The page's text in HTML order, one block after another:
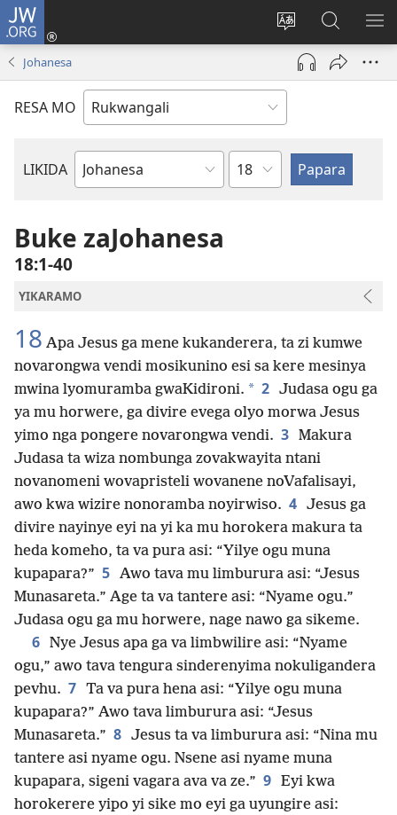
JW.ORG
Horowora
eraka
lyapeke
Log
(opens
window)
Papara
koJW.ORG
Johanesa
RESA MO
LIKIDA
Buke
Egaununo
Buke zaJohanesa
18:1-40
YIKARAMO
18 Apa Jesus ga mene kukanderera, ta zi kumwe
novarongwa vendi mosikunino esi sa kere mesinya
mwina lyomuramba gwaKidironi. * 2 Judasa ogu ga
ya mu horwere, ga divire evega olyo morwa Jesus
yimo nga pongere novarongwa vendi. 3 Makura
Judasa ta wiza nombunga zovakwayita ntani
novanomeni wovapristeli wovanene noVafalisayi,
awo kwa wizire nonoramba noyirwiso. 4 Jesus ga
divire nayinye eyi na yi ka mu horokera makura ta
heda komeho, ta va pura asi: “Yilye ogu muna
kupapara?” 5 Awo tava mu limburura asi: “Jesus
Munasareta.” Age ta va tantere asi: “Nyame ogu.”
Judasa ogu ga mu horwere, nage nawo ga sikeme.
6 Nye Jesus apa ga va limbwilire asi: “Nyame
ogu,” awo tava tengura sinderenyima nokuligandera
pevhu. 7 Ta va pura hena asi: “Yilye ogu muna
kupapara?” Awo tava limburura asi: “Jesus
Munasareta.” 8 Jesus ta va limburura asi: “Nina mu
tantere asi nyame ogu. Nsene asi nyame muna
kupapara, sigeni vagara ava va ze.” 9 Eyi kwa
horokerere yipo yi sike mo eyi ga uyungire asi: